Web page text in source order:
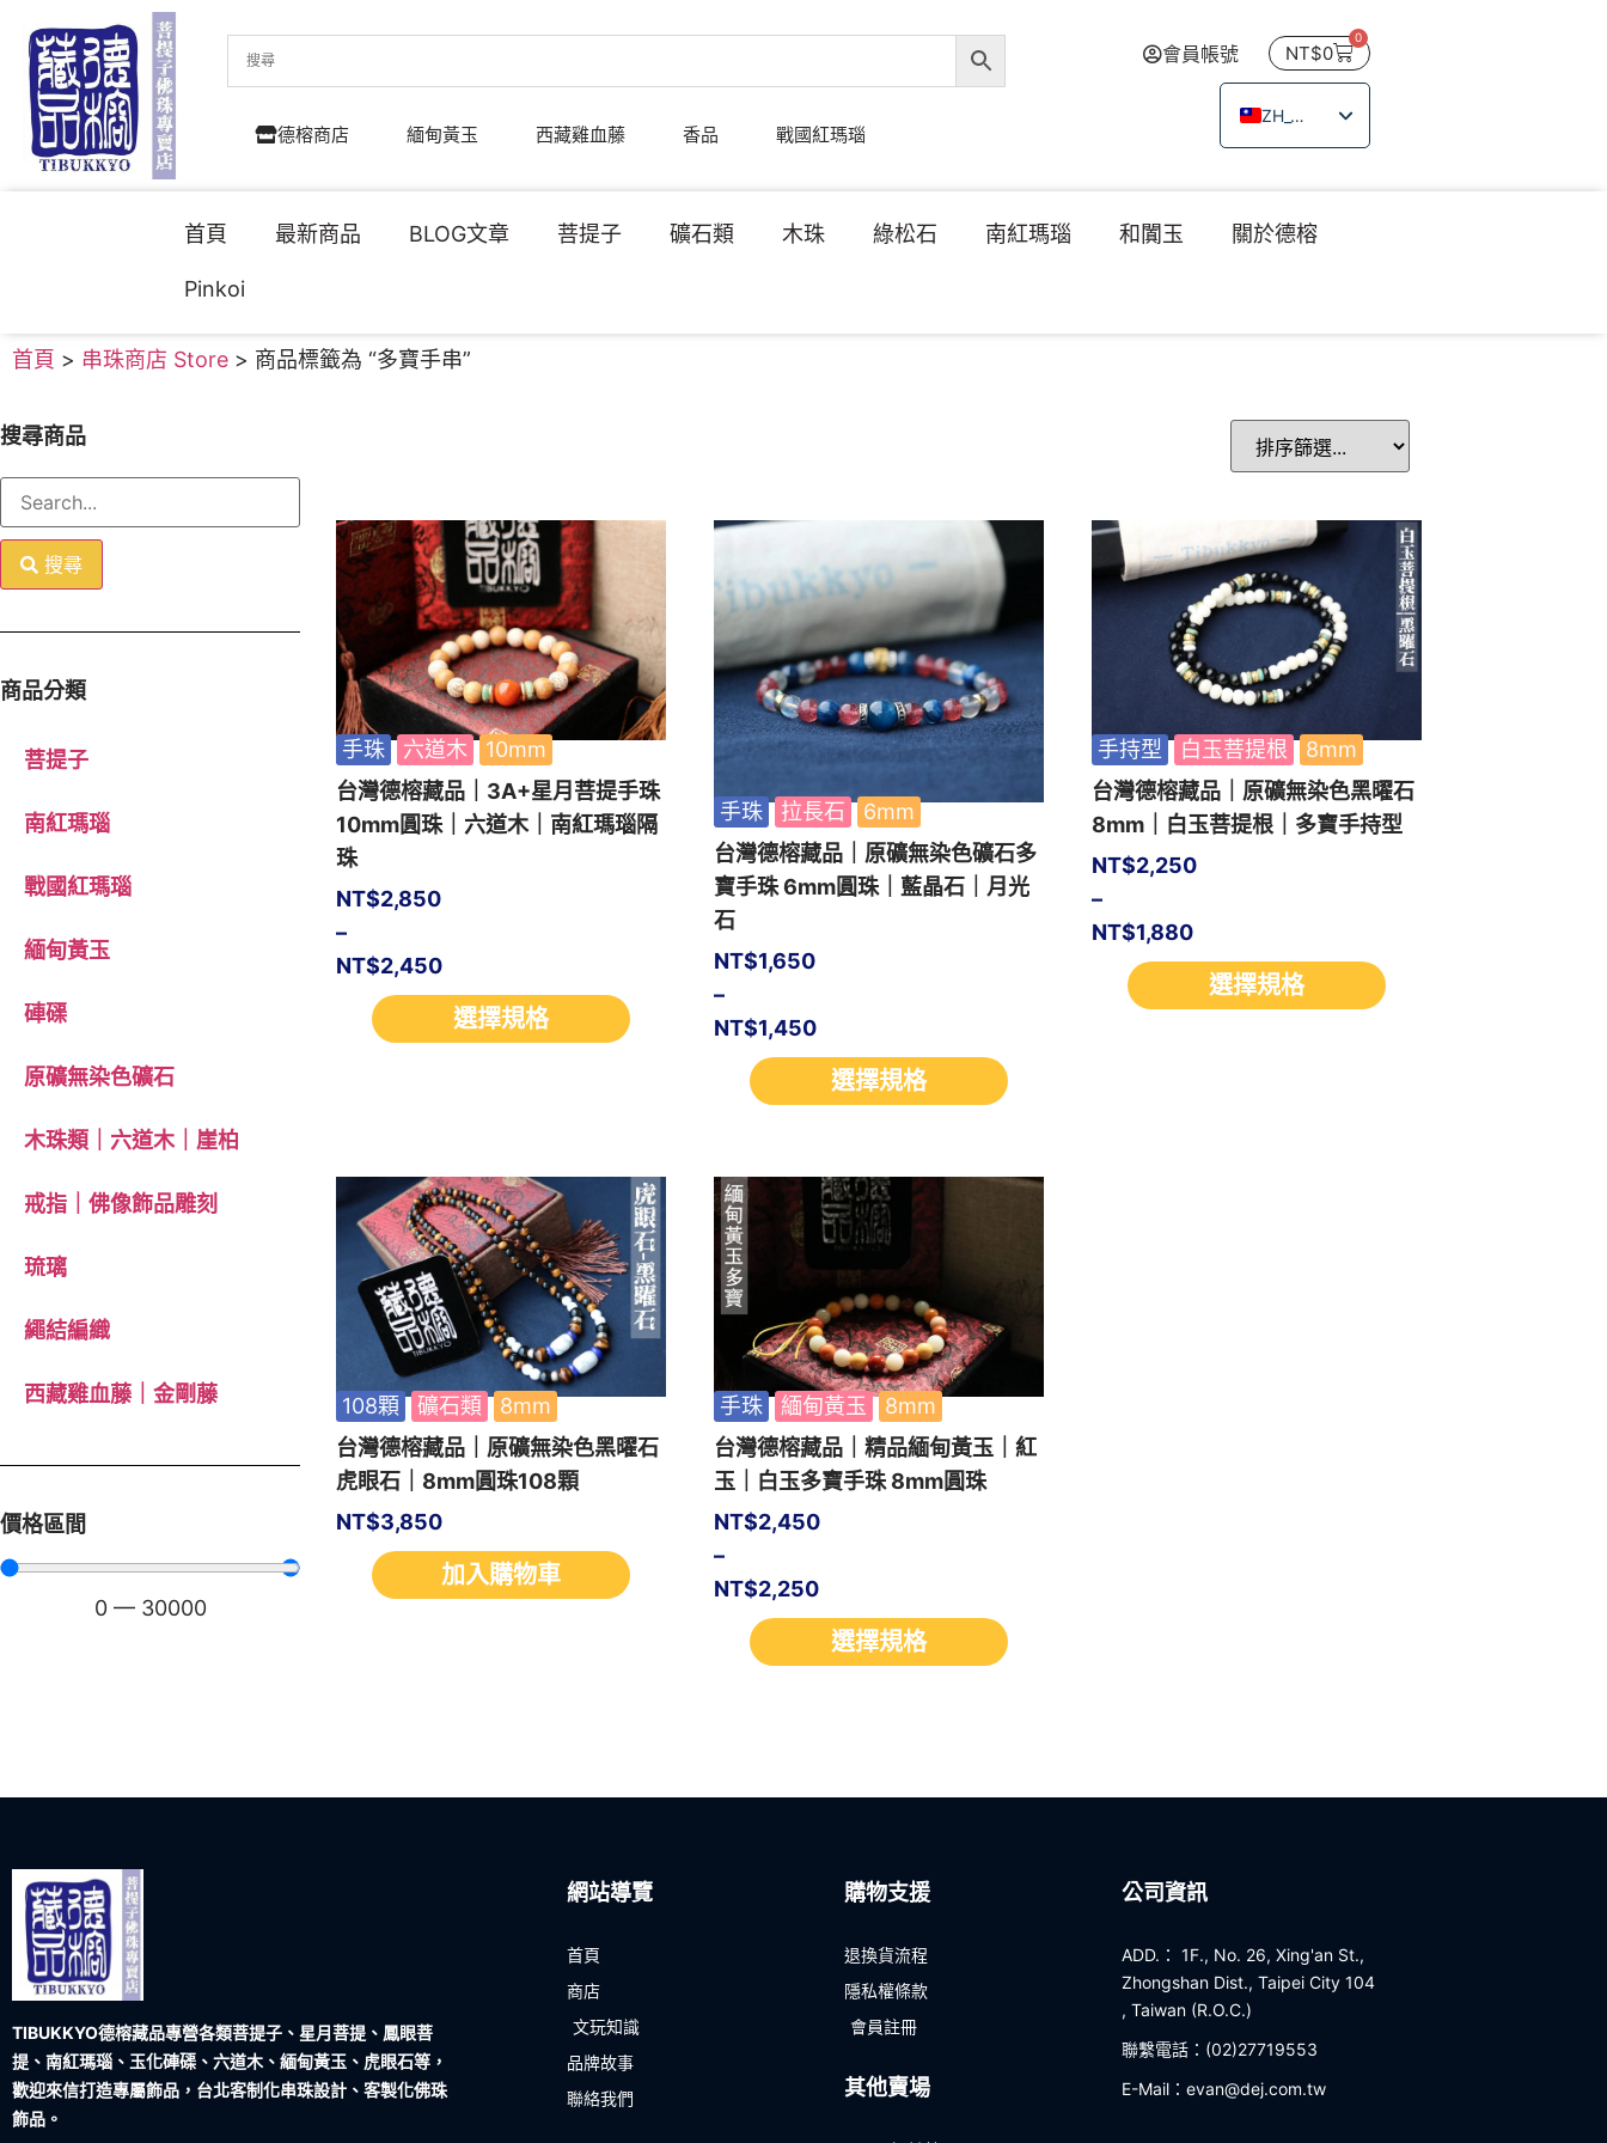
德榕商店 緬甸黃玉 西藏雞血藤 香品 戰國紅瑪瑙
會員帳號 NT$0
0
ZH_TW
EN
JA
TH
首頁 最新商品 BLOG文章 菩提子 礦石類 木珠 綠松石 南紅瑪瑙 和闐玉 關於德榕
Pinkoi
首頁 > 串珠商店 Store > 商品標籤為 “多寶手串”
搜尋商品
搜尋
商品分類
菩提子
南紅瑪瑙
戰國紅瑪瑙
緬甸黃玉
硨磲
原礦無染色礦石
木珠類｜六道木｜崖柏
戒指｜佛像飾品雕刻
琉璃
繩結編織
西藏雞血藤｜金剛藤
價格區間
0 — 30000
手珠 六道木
10mm
台灣德榕藏品｜3A+星月菩提手珠
10mm圓珠｜六道木｜南紅瑪瑙隔
珠
NT$2,450
–
NT$2,850
選擇規格
手珠 拉長石
6mm
台灣德榕藏品｜原礦無染色礦石多
寶手珠 6mm圓珠｜藍晶石｜月光
石
NT$1,450
–
NT$1,650
選擇規格
手持型 白玉菩提根
8mm
台灣德榕藏品｜原礦無染色黑曜石
8mm｜白玉菩提根｜多寶手持型
NT$1,880
–
NT$2,250
選擇規格
108顆 礦石類
8mm
台灣德榕藏品｜原礦無染色黑曜石
虎眼石｜8mm圓珠108顆
NT$3,850
加入購物車
手珠 緬甸黃玉
8mm
台灣德榕藏品｜精品緬甸黃玉｜紅
玉｜白玉多寶手珠 8mm圓珠
NT$2,250
–
NT$2,450
選擇規格
TIBUKKYO德榕藏品專營各類菩提子、星月菩提、鳳眼菩
提、南紅瑪瑙、玉化硨磲、六道木、緬甸黃玉、虎眼石等，
歡迎來信打造專屬飾品，台北客制化串珠設計、客製化佛珠
飾品。
網站導覽
首頁
商店
文玩知識
品牌故事
聯絡我們
購物支援
退換貨流程
隱私權條款
會員註冊
其他賣場
公司資訊
ADD.： 1F., No. 26, Xing'an St.,
Zhongshan Dist., Taipei City 104
, Taiwan (R.O.C.)
聯繫電話：(02)27719553
E-Mail：evan@dej.com.tw